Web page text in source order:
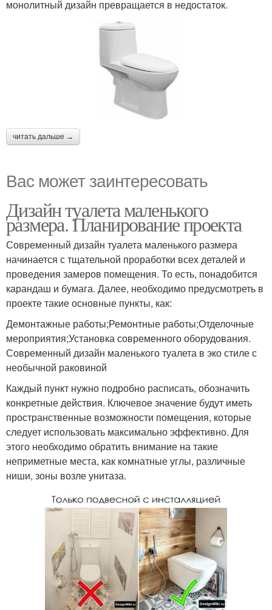
монолитный дизайн превращается в недостаток.
читать дальше →
Вас может заинтересовать
Дизайн туалета маленького
размера. Планирование проекта
Современный дизайн туалета маленького размера
начинается с тщательной проработки всех деталей и
проведения замеров помещения. То есть, понадобится
карандаш и бумага. Далее, необходимо предусмотреть в
проекте такие основные пункты, как:
Демонтажные работы;Ремонтные работы;Отделочные
мероприятия;Установка современного оборудования.
Современный дизайн маленького туалета в эко стиле с
необычной раковиной
Каждый пункт нужно подробно расписать, обозначить
конкретные действия. Ключевое значение будут иметь
пространственные возможности помещения, которые
следует использовать максимально эффективно. Для
этого необходимо обратить внимание на такие
неприметные места, как комнатные углы, различные
ниши, зоны возле унитаза.